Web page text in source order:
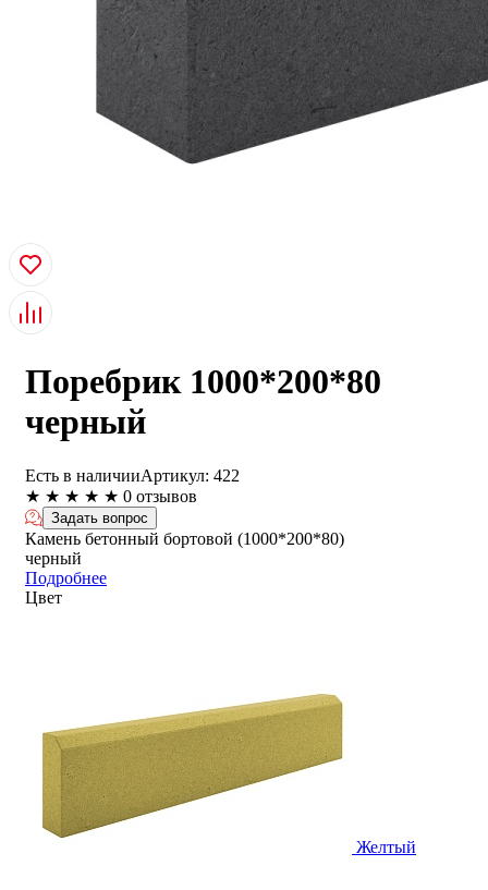
Поребрик 1000*200*80
черный
Есть в наличииАртикул: 422
★ ★ ★ ★ ★ 0 отзывов
Задать вопрос
Камень бетонный бортовой (1000*200*80)
черный
Подробнее
Цвет
Желтый